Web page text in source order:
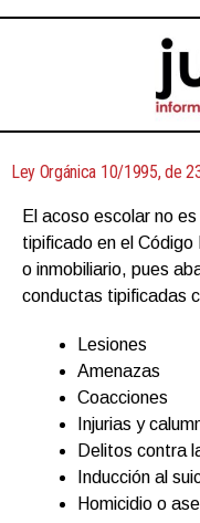
Ley Orgánica 10/1995, de
El acoso escolar no
tipificado en el Código
o inmobiliario, pues
conductas tipificadas
Lesiones
Amenazas
Coacciones
Injurias y
Delitos contra
Inducción al
Homicidio o